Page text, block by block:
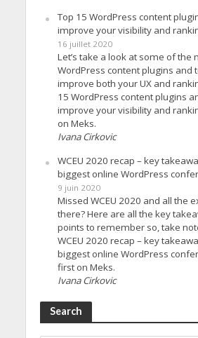
Top 15 WordPress content
improve your visibility and
16 juillet 2020
Let’s take a look at some of the
WordPress content plugins and
improve both your UX and
15 WordPress content plugins
improve your visibility and
on Meks.
Ivana Cirkovic
WCEU 2020 recap – key
biggest online WordPress
9 juin 2020
Missed WCEU 2020 and all the
there? Here are all the key
points to remember so, take
WCEU 2020 recap – key
biggest online WordPress
first on Meks.
Ivana Cirkovic
Search